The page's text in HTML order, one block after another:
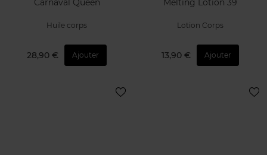
Carnaval Queen
Huile corps
28,90 € Ajouter
Melting Lotion 39
Lotion Corps
13,90 € Ajouter